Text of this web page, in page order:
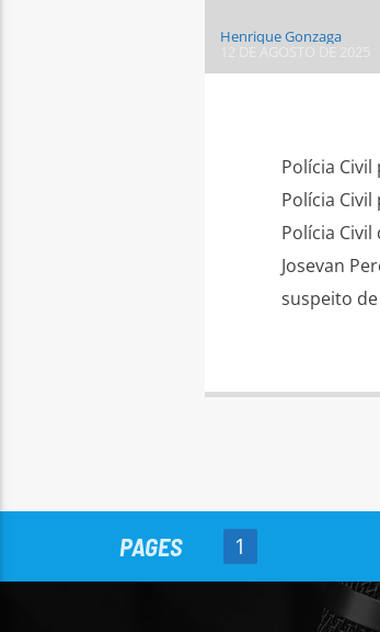
Henrique Gonzaga
Polícia
Polícia
Polícia
Josevan
suspeito
PAGES 1